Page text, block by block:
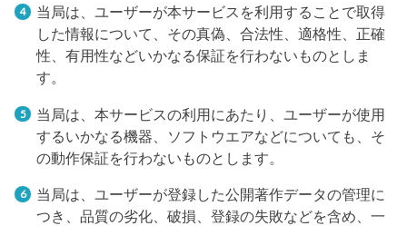
当局は、ユーザーが本サービスを利用することで取得
した情報について、その真偽、合法性、適格性、正確
性、有用性などいかなる保証を行わないものとしま
す。
当局は、本サービスの利用にあたり、ユーザーが使用
するいかなる機器、ソフトウエアなどについても、そ
の動作保証を行わないものとします。
当局は、ユーザーが登録した公開著作データの管理に
つき、品質の劣化、破損、登録の失敗などを含め、一